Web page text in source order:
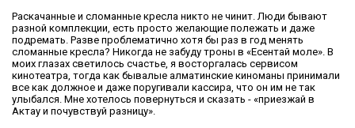
Раскачанные и сломанные кресла никто не чинит. Люди бывают
разной комплекции, есть просто желающие полежать и даже
подремать. Разве проблематично хотя бы раз в год менять
сломанные кресла? Никогда не забуду троны в «Есентай моле». В
моих глазах светилось счастье, я восторгалась сервисом
кинотеатра, тогда как бывалые алматинские киноманы принимали
все как должное и даже поругивали кассира, что он им не так
улыбался. Мне хотелось повернуться и сказать - «приезжай в
Актау и почувствуй разницу».